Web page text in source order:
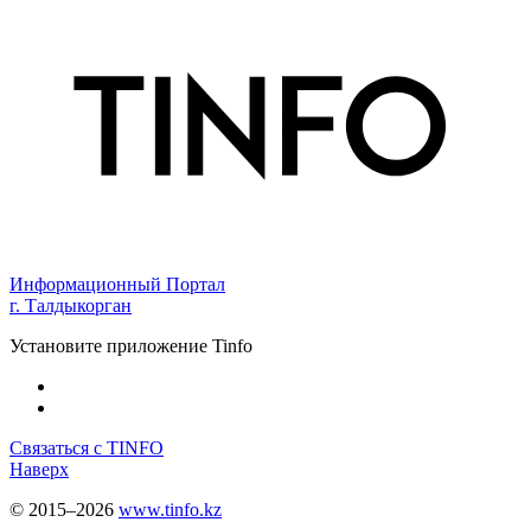
Информационный Портал
г. Талдыкорган
Установите приложение Tinfo
Связаться с TINFO
Наверх
© 2015–2026 www.tinfo.kz